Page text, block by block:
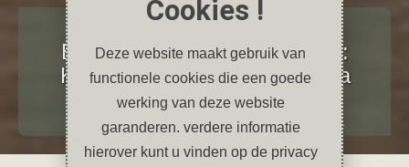
Reizen
Een reis door Zuid-India in foto’s:
Karnataka, Tamil Nadu en Kerala
november 8, 2024
2 reacties
,India,Karnataka ,Kerala, Tamil Nadu,Zuid-India
Cookies !
Deze website maakt gebruik van
functionele cookies die een goede
werking van deze website
garanderen. verdere informatie
hierover kunt u vinden op de privacy